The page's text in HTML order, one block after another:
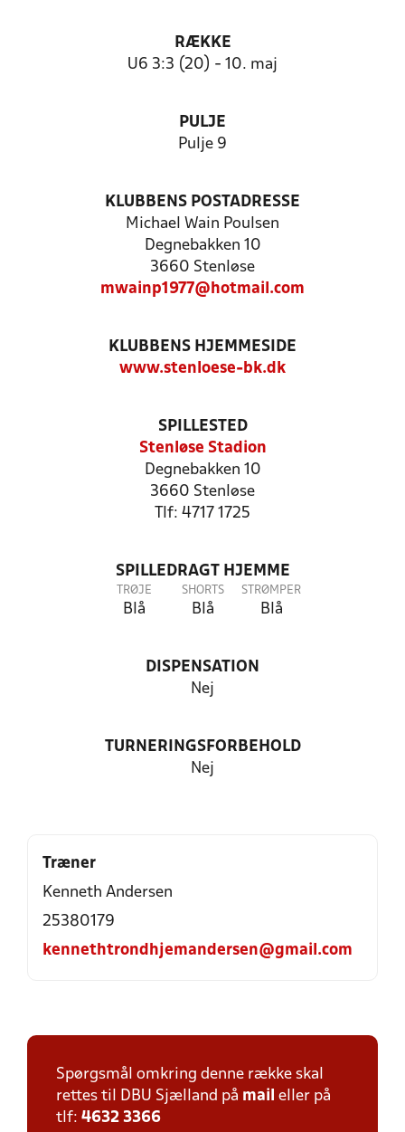
RÆKKE
U6 3:3 (20) - 10. maj
PULJE
Pulje 9
KLUBBENS POSTADRESSE
Michael Wain Poulsen
Degnebakken 10
3660 Stenløse
mwainp1977@hotmail.com
KLUBBENS HJEMMESIDE
www.stenloese-bk.dk
SPILLESTED
Stenløse Stadion
Degnebakken 10
3660 Stenløse
Tlf: 4717 1725
SPILLEDRAGT HJEMME
TRØJE
Blå
SHORTS
Blå
STRØMPER
Blå
DISPENSATION
Nej
TURNERINGSFORBEHOLD
Nej
Træner
Kenneth Andersen
25380179
kennethtrondhjemandersen@gmail.com
Spørgsmål omkring denne række skal
rettes til DBU Sjælland på mail eller på
tlf: 4632 3366